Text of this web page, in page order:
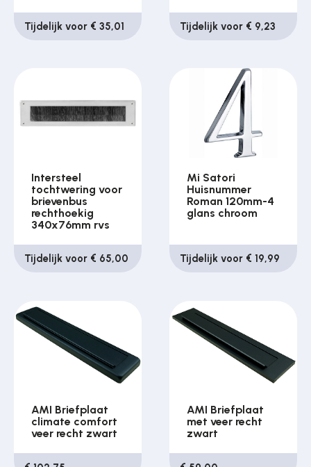
Tijdelijk voor € 35,01 Tijdelijk voor € 9,23
Intersteel
tochtwering voor
brievenbus
rechthoekig
340x76mm rvs
Tijdelijk voor € 65,00
Mi Satori
Huisnummer
Roman 120mm-4
glans chroom
Tijdelijk voor € 19,99
AMI Briefplaat
climate comfort
veer recht zwart
AMI Briefplaat
met veer recht
zwart